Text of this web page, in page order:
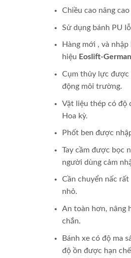
Chiều cao nâng
Sử dụng bánh PU
Hàng mới , và
hiệu Eoslift-
Cụm thủy lực được
động môi trường.
Vật liệu thép có độ
Hoa kỳ.
Phốt ben được
Tay cầm được bọc
người dùng cảm
Cần chuyển nấc
nhỏ.
An toàn hơn, nâng
chắn.
Bánh xe có độ ma
độ ồn được hạn